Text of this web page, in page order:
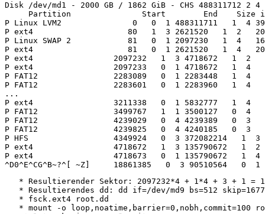
Disk /dev/md1 - 2000 GB / 1862 GiB - CHS 488311712 2 4
Partition               Start        End    Size
P Linux LVM2               0   0  1 488311711   1  4
P ext4                    80   1  3 2621520   1  2
P Linux SWAP 2            81   0  1 2097230   1  4
P ext4                    81   0  1 2621520   1  4
P ext4                 2097232   1  3 4718672   1  2
P ext4                 2097233   0  1 4718672   1  4
P FAT12                2283089   0  1 2283448   1  4
P FAT12                2283601   0  1 2283960   1  4
...
P ext4                 3211338   0  1 5832777   1  4
P FAT12                3499767   1  1 3500127   0  4
P FAT12                4239029   0  4 4239389   0  3
P FAT12                4239825   0  4 4240185   0  3
P HFS                  4349924   0  3 372082214   1  3
P ext4                 4718672   1  3 135790672   1  2
P ext4                 4718673   0  1 135790672   1  4
* Resultierender Sektor: 2097232*4 + 1*4 + 3 + 1 =
* Resultierendes dd: dd if=/dev/md9 bs=512
   * fsck.ext4 root.dd
* mount -o loop,noatime,barrier=0,nobh,commit=100